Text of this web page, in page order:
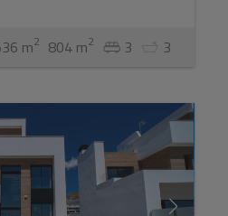
m2 804 m2 3 3